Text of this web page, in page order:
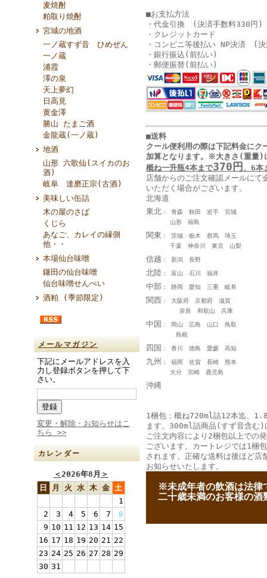
麦焼酎
粕取り焼酎
宮城の地酒
一ノ蔵すず音 ひめぜん
一ノ蔵
浦霞
澤の泉
天上夢幻
日高見
黄金澤
勝山 たまご酒
金龍蔵(一ノ蔵)
地酒
山形 六歌仙(スイカのお
酒)
岐阜 達磨正宗(古酒)
美味しい缶詰
木の屋のさば
くじら
あなご、カレイの縁側
他・・
本場仙台味噌
鎌田の仙台味噌
仙台味噌せんべい
酒粕 (季節限定)
メールマガジン
下記にメールアドレスを入
力し登録ボタンを押して下
さい。
変更・解除・お知らせはこ
ちら >>
カレンダー
＜2026年8月 ＞
日
月 火 水 木 金 土
1
2
3 4 5 6 7
8
9 10 11 12 13 14 15
16 17 18 19 20 21 22
23 24 25 26 27 28 29
30 31
■お支払方法
・代金引換 (決済手数料330円)
・クレジットカード
・コンビニ等後払い NP決済 (
・銀行振込(前払い)
・郵便振替(前払い)
■送料
クール便利用の際は下記料金にク
加算となります。
※大きさ(重量)
概ね一升瓶4本まで370円、6本
店舗からのご注文確認メールにて
いただく場合がございます。
北海道
東北： 青森 秋田 岩手 宮城
山形 福島
関東 ： 茨城 栃木 群馬 埼玉
千葉 神奈川 東京 山梨
信越 ： 新潟 長野
北陸： 富山 石川 福井
中部： 静岡 愛知 三重 岐阜
関西 ： 大阪府 京都府 滋賀
奈良 和歌山 兵庫
中国 ： 岡山 広島 山口 鳥取
島根
四国 ： 香川 徳島 愛媛 高知
九州 ： 福岡 佐賀 長崎 熊本
大分 宮崎 鹿児島
沖縄
1梱包：概ね720ml詰12本迄、
ます。300ml詰商品(すず音含む)
ご注文内容により2梱包以上での
ございます。カートレジでは1梱
されます。正確な送料は後ほど店
お知らせいたします。
※未成年者の飲酒は法律
二十歳未満のお客様の酒